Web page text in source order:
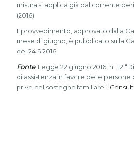
misura si applica già dal corrente
(2016).
Il provvedimento, approvato dalla
mese di giugno, è pubblicato sulla
del 24.6.2016.
Fonte: Legge 22 giugno 2016, n. 112
di assistenza in favore delle persone
prive del sostegno familiare”.